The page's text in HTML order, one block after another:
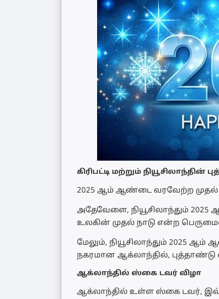
கிரிபட்டி மற்றும்
2025 ஆம் ஆண்டை வரவேற்ற முதல்
அதேவேளை, நியூசிலாந்தும்
உலகின் முதல் நாடு என்ற
மேலும், நியூசிலாந்தும் 2025
நகரமான ஆக்லாந்தில், புத்தாண்டு
ஆக்லாந்தில் ஸ்கை டவர் விழா
ஆக்லாந்தில் உள்ள ஸ்கை டவர்,